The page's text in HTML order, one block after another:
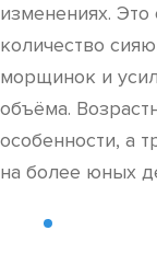
изменениях.
количество
морщинок и
объёма.
особенности, а
на более юных